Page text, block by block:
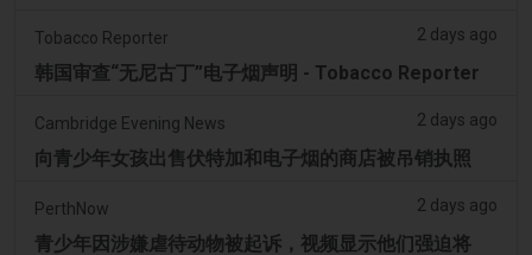
Tobacco Reporter 2 days ago
韩国审查“无尼古丁”电子烟声明 - Tobacco Reporter
Cambridge Evening News 2 days ago
向青少年女孩出售伏特加和电子烟的商店被吊销执照
PerthNow 2 days ago
青少年因涉嫌虐待动物被起诉，视频显示他们强迫将